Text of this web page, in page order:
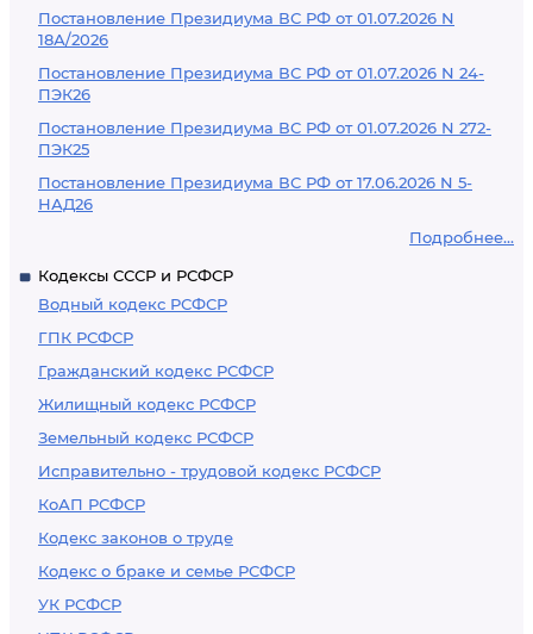
Постановление Президиума ВС РФ от 01.07.2026 N
18А/2026
Постановление Президиума ВС РФ от 01.07.2026 N 24-
ПЭК26
Постановление Президиума ВС РФ от 01.07.2026 N 272-
ПЭК25
Постановление Президиума ВС РФ от 17.06.2026 N 5-
НАД26
Подробнее...
Кодексы СССР и РСФСР
Водный кодекс РСФСР
ГПК РСФСР
Гражданский кодекс РСФСР
Жилищный кодекс РСФСР
Земельный кодекс РСФСР
Исправительно - трудовой кодекс РСФСР
КоАП РСФСР
Кодекс законов о труде
Кодекс о браке и семье РСФСР
УК РСФСР